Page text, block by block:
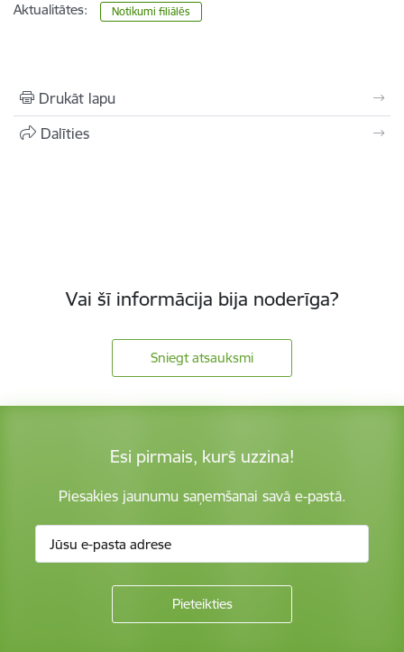
Aktualitātes: Notikumi filiālēs
Drukāt lapu
Dalīties
Vai šī informācija bija noderīga?
Sniegt atsauksmi
Esi pirmais, kurš uzzina!
Piesakies jaunumu saņemšanai savā e-pastā.